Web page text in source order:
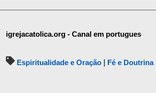
igrejacatolica.org - Canal em portugues
Espiritualidade e Oração Fé e Doutrina|